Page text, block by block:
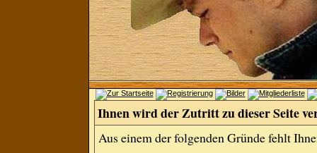
Ihnen wird der Zutritt zu dieser Seite
Aus einem der folgenden Gründe fehlt